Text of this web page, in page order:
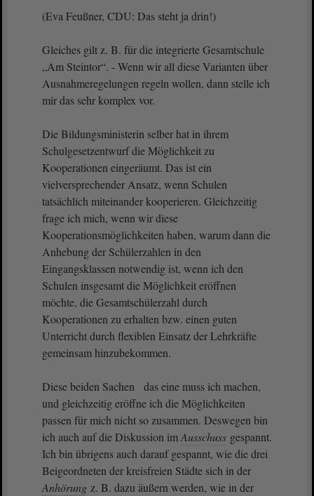
(Eva Feußner, CDU: Das steht ja drin!)
Gleiches gilt z. B. für die integrierte Gesamtschule
„Am Steintor“. - Wenn wir all diese Varianten über
Ausnahmeregelungen regeln wollen, dann stelle ich
mir das sehr komplex vor.
Die Bildungsministerin selber hat in ihrem
Schulgesetzentwurf die Möglichkeit zu
Kooperationen eingeräumt. Das ist ein
vielversprechender Ansatz, wenn Schulen
tatsächlich miteinander kooperieren. Gleichzeitig
frage ich mich, wenn wir diese
Kooperationsmöglichkeiten haben, warum dann die
Anhebung der Schülerzahlen in den
Eingangsklassen notwendig ist, wenn ich den
Schulen insgesamt die Möglichkeit eröffnen
möchte, die Gesamtschülerzahl durch
Kooperationen zu erhalten bzw. einen guten
Unterricht durch flexiblen Einsatz der Lehrkräfte
gemeinsam hinzubekommen.
Diese beiden Sachen das eine muss ich machen,
und gleichzeitig eröffne ich die Möglichkeiten
passen für mich nicht so zusammen. Deswegen bin
ich auch auf die Diskussion imAusschuss gespannt.
Ich bin übrigens auch darauf gespannt, wie die drei
Beigeordneten der kreisfreien Städte sich in der
Anhörung z. B. dazu äußern werden, wie in der